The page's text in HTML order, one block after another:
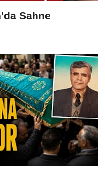
Sahne